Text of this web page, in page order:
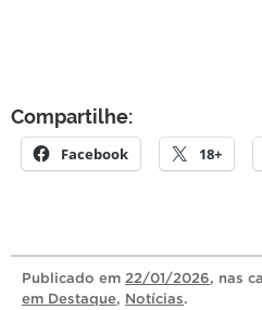
Compartilhe:
Facebook 18+
Publicado em 22/01/2026, nas
em Destaque, Notícias.